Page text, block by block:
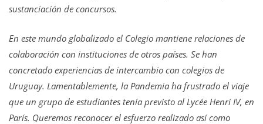
sustanciación de concursos.
En este mundo globalizado el Colegio mantiene relaciones de
colaboración con instituciones de otros países. Se han
concretado experiencias de intercambio con colegios de
Uruguay. Lamentablemente, la Pandemia ha frustrado el viaje
que un grupo de estudiantes tenía previsto al Lycée Henri IV, en
París. Queremos reconocer el esfuerzo realizado así como